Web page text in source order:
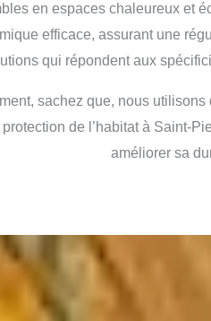
en espaces chaleureux et
efficace, assurant une
qui répondent aux
sachez que, nous
de l’habitat à
améliorer sa